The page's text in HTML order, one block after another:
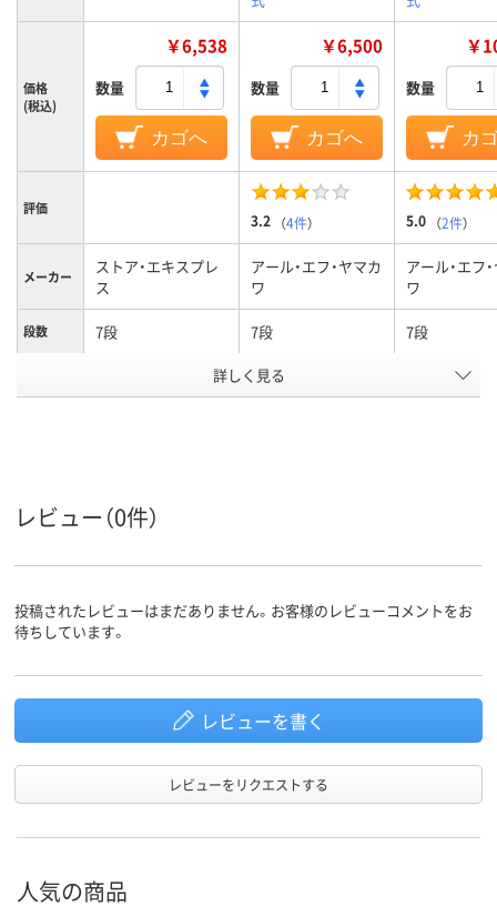
価格
(税込)
￥6,538
数量
カゴへ
￥6,500
数量
カゴへ
￥
数量
カ
評価
3.2 （4件） 5.0 （2件）
メーカー
ストア・エキスプレ
ス
アール・エフ・ヤマカ
ワ
アール・エフ
ワ
段数 7段 7段 7段
ブラック系 ホワイト系
スコア
詳しく見る
レビュー（0件）
投稿されたレビューはまだありません。お客様のレビューコメントをお
待ちしています。
レビューを書く
レビューをリクエストする
人気の商品